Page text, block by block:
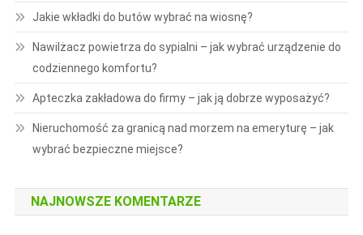
Jakie wkładki do butów wybrać na wiosnę?
Nawilżacz powietrza do sypialni – jak wybrać urządzenie do
codziennego komfortu?
Apteczka zakładowa do firmy – jak ją dobrze wyposażyć?
Nieruchomość za granicą nad morzem na emeryturę – jak
wybrać bezpieczne miejsce?
NAJNOWSZE KOMENTARZE